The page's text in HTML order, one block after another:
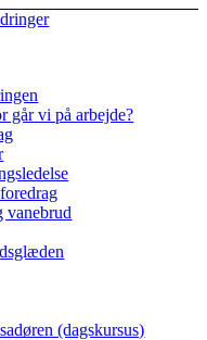
går vi på arbejde?
vanebrud
(dagskursus)